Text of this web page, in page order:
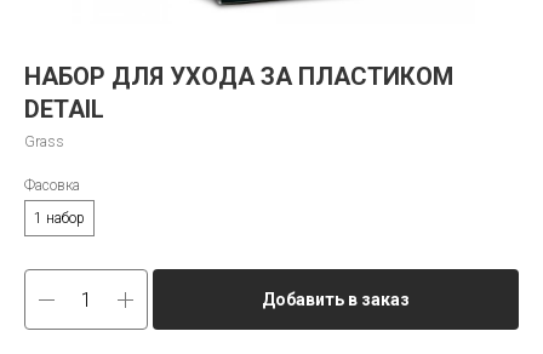
НАБОР ДЛЯ УХОДА ЗА ПЛАСТИКОМ
DETAIL
Grass
Фасовка
1 набор
Добавить в заказ